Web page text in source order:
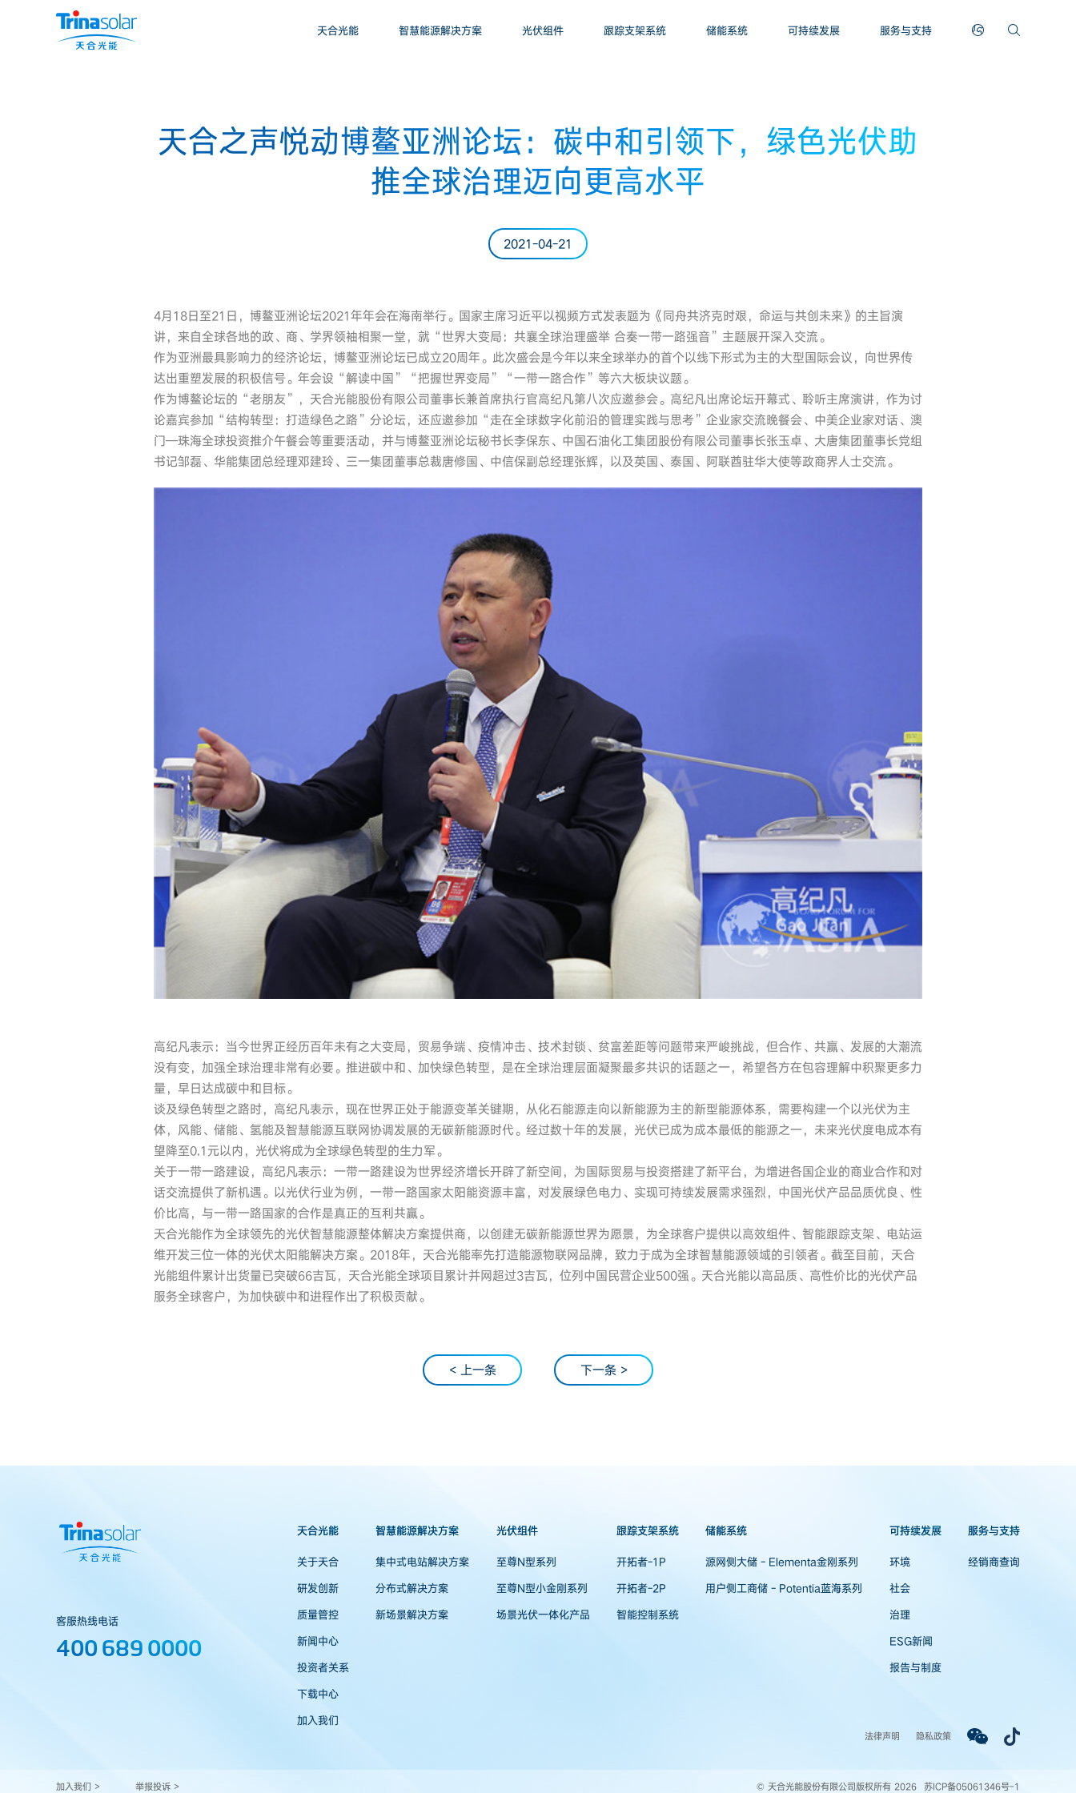
天合光能 智慧能源解决方案 光伏组件 跟踪支架系统 储能系统 可持续发展 服务与支持
天合之声悦动博鳌亚洲论坛：碳中和引领下，绿色光伏助
推全球治理迈向更高水平
2021-04-21
4月18日至21日，博鳌亚洲论坛2021年年会在海南举行。国家主席习近平以视频方式发表题为《同舟共济克时艰，命运与共创未来》的主旨演
讲，来自全球各地的政、商、学界领袖相聚一堂，就“世界大变局：共襄全球治理盛举 合奏一带一路强音”主题展开深入交流。
作为亚洲最具影响力的经济论坛，博鳌亚洲论坛已成立20周年。此次盛会是今年以来全球举办的首个以线下形式为主的大型国际会议，向世界传
达出重塑发展的积极信号。年会设“解读中国”“把握世界变局”“一带一路合作”等六大板块议题。
作为博鳌论坛的“老朋友”，天合光能股份有限公司董事长兼首席执行官高纪凡第八次应邀参会。高纪凡出席论坛开幕式、聆听主席演讲，作为讨
论嘉宾参加“结构转型：打造绿色之路”分论坛，还应邀参加“走在全球数字化前沿的管理实践与思考”企业家交流晚餐会、中美企业家对话、澳
门—珠海全球投资推介午餐会等重要活动，并与博鳌亚洲论坛秘书长李保东、中国石油化工集团股份有限公司董事长张玉卓、大唐集团董事长党组
书记邹磊、华能集团总经理邓建玲、三一集团董事总裁唐修国、中信保副总经理张辉，以及英国、泰国、阿联酋驻华大使等政商界人士交流。
高纪凡表示：当今世界正经历百年未有之大变局，贸易争端、疫情冲击、技术封锁、贫富差距等问题带来严峻挑战，但合作、共赢、发展的大潮流
没有变，加强全球治理非常有必要。推进碳中和、加快绿色转型，是在全球治理层面凝聚最多共识的话题之一，希望各方在包容理解中积聚更多力
量，早日达成碳中和目标。
谈及绿色转型之路时，高纪凡表示，现在世界正处于能源变革关键期，从化石能源走向以新能源为主的新型能源体系，需要构建一个以光伏为主
体，风能、储能、氢能及智慧能源互联网协调发展的无碳新能源时代。经过数十年的发展，光伏已成为成本最低的能源之一，未来光伏度电成本有
望降至0.1元以内，光伏将成为全球绿色转型的生力军。
关于一带一路建设，高纪凡表示：一带一路建设为世界经济增长开辟了新空间，为国际贸易与投资搭建了新平台，为增进各国企业的商业合作和对
话交流提供了新机遇。以光伏行业为例，一带一路国家太阳能资源丰富，对发展绿色电力、实现可持续发展需求强烈，中国光伏产品品质优良、性
价比高，与一带一路国家的合作是真正的互利共赢。
天合光能作为全球领先的光伏智慧能源整体解决方案提供商，以创建无碳新能源世界为愿景，为全球客户提供以高效组件、智能跟踪支架、电站运
维开发三位一体的光伏太阳能解决方案。2018年，天合光能率先打造能源物联网品牌，致力于成为全球智慧能源领域的引领者。截至目前，天合
光能组件累计出货量已突破66吉瓦，天合光能全球项目累计并网超过3吉瓦，位列中国民营企业500强。天合光能以高品质、高性价比的光伏产品
服务全球客户，为加快碳中和进程作出了积极贡献。
< 上一条 下一条 >
客服热线电话
400 689 0000
天合光能
关于天合
研发创新
质量管控
新闻中心
投资者关系
下载中心
加入我们
智慧能源解决方案
集中式电站解决方案
分布式解决方案
新场景解决方案
光伏组件
至尊N型系列
至尊N型小金刚系列
场景光伏一体化产品
跟踪支架系统
开拓者-1P
开拓者-2P
智能控制系统
储能系统
源网侧大储 - Elementa金刚系列
用户侧工商储 - Potentia蓝海系列
可持续发展
环境
社会
治理
ESG新闻
报告与制度
服务与支持
经销商查询
法律声明 隐私政策
加入我们 > 举报投诉 > © 天合光能股份有限公司版权所有 2026 苏ICP备05061346号-1